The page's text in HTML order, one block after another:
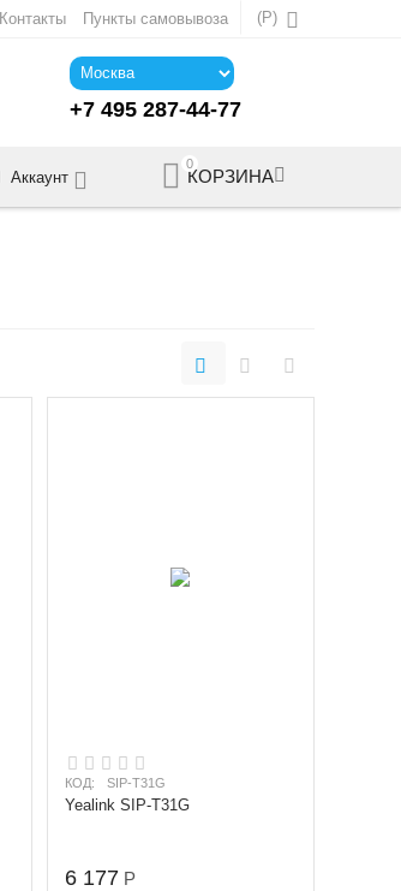
(Р)
Контакты Пункты самовывоза
+7 495 287-44-77
0
КОРЗИНА
Аккаунт
КОД: SIP-T31G
Yealink SIP-T31G
6 177 Р